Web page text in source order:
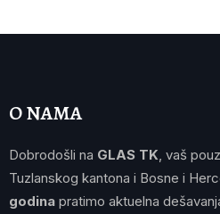
O NAMA
Dobrodošli na GLAS TK , vaš
Tuzlanskog kantona i Bosne i
godina pratimo aktuelna